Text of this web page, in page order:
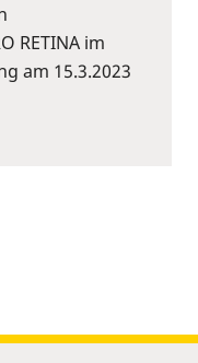
RETINA im
am 15.3.2023